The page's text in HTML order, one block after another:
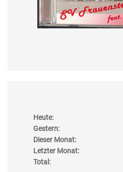
Heute:
Gestern:
Dieser Monat:
Letzter Monat:
Total: